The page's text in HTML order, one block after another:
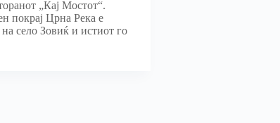
„Кај Мостот“.
покрај Црна Река е
на село Зовиќ и истиот го